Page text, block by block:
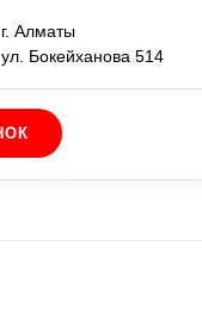
г. Алматы
ул. Бокейханова 514